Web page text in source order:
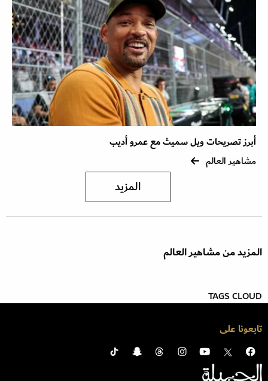
أبرز تصريحات ويل سميث مع عمرو أديب
مشاهير العالم
المزيد
المزيد من مشاهير العالم
TAGS CLOUD
تابعونا على